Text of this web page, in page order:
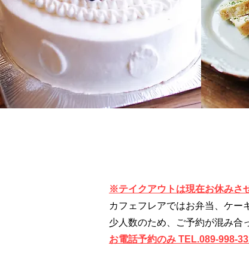
※テイクアウトは現在お休みさ
カフェフレアではお弁当、ケー
少人数のため、ご予約が混み合
お電話予約のみ TEL.089-998-